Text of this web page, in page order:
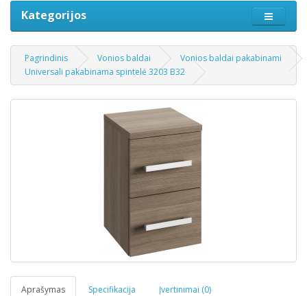
Kategorijos
Pagrindinis Vonios baldai
Vonios baldai pakabinami
Universali pakabinama spintelė 3203 B32
Aprašymas Specifikacija Įvertinimai (0)